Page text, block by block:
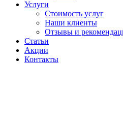
Услуги
Стоимость услуг
Наши клиенты
Отзывы и
Статьи
Акции
Контакты